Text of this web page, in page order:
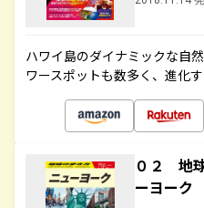
ハワイ島のダイナミックな自
ワースポットも数多く、進化
０２ 地
ーヨーク